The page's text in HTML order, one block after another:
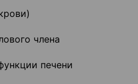
члена
печени